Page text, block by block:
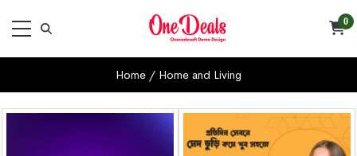
0
Home / Home and Living